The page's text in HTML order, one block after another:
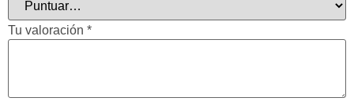
Tu valoración *